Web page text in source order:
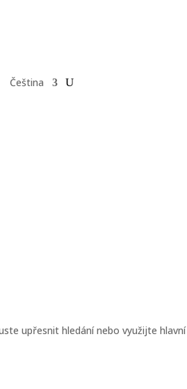
Čeština
upřesnit hledání nebo využijte hlavní